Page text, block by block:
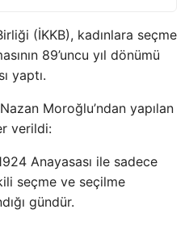
(İKKB), kadınlara seçme
89’uncu yıl dönümü
yaptı.
Moroğlu’ndan yapılan
verildi:
Anayasası ile sadece
seçme ve seçilme
gündür.